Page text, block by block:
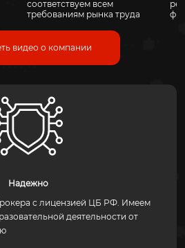
соответствуем всем
требованиям рынка труда
видео о компании
Надежно
с лицензией ЦБ РФ. Имеем
деятельности от